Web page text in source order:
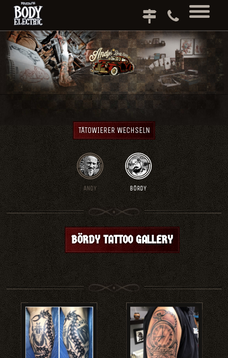
TÄTOWIERER WECHSELN
ANDY BÖRDY
BÖRDY TATTOO GALLERY